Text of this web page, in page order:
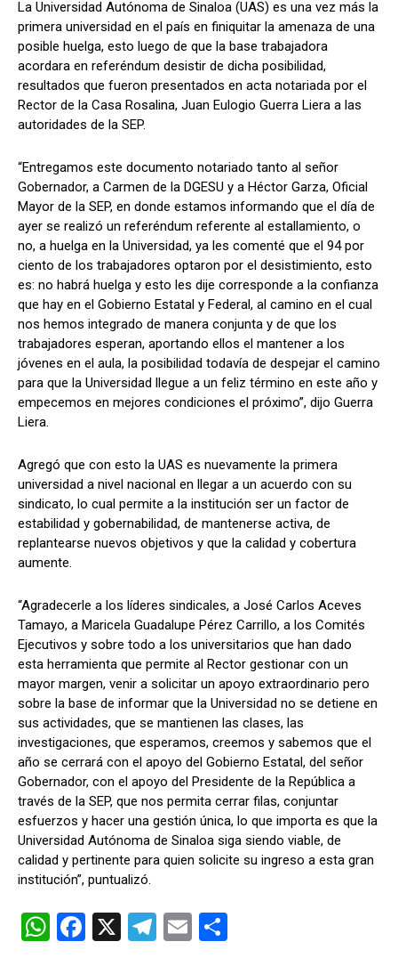
La Universidad Autónoma de Sinaloa (UAS) es una vez más la
primera universidad en el país en finiquitar la amenaza de una
posible huelga, esto luego de que la base trabajadora
acordara en referéndum desistir de dicha posibilidad,
resultados que fueron presentados en acta notariada por el
Rector de la Casa Rosalina, Juan Eulogio Guerra Liera a las
autoridades de la SEP.
“Entregamos este documento notariado tanto al señor
Gobernador, a Carmen de la DGESU y a Héctor Garza, Oficial
Mayor de la SEP, en donde estamos informando que el día de
ayer se realizó un referéndum referente al estallamiento, o
no, a huelga en la Universidad, ya les comenté que el 94 por
ciento de los trabajadores optaron por el desistimiento, esto
es: no habrá huelga y esto les dije corresponde a la confianza
que hay en el Gobierno Estatal y Federal, al camino en el cual
nos hemos integrado de manera conjunta y de que los
trabajadores esperan, aportando ellos el mantener a los
jóvenes en el aula, la posibilidad todavía de despejar el camino
para que la Universidad llegue a un feliz término en este año y
empecemos en mejores condiciones el próximo”, dijo Guerra
Liera.
Agregó que con esto la UAS es nuevamente la primera
universidad a nivel nacional en llegar a un acuerdo con su
sindicato, lo cual permite a la institución ser un factor de
estabilidad y gobernabilidad, de mantenerse activa, de
replantearse nuevos objetivos y que la calidad y cobertura
aumente.
“Agradecerle a los líderes sindicales, a José Carlos Aceves
Tamayo, a Maricela Guadalupe Pérez Carrillo, a los Comités
Ejecutivos y sobre todo a los universitarios que han dado
esta herramienta que permite al Rector gestionar con un
mayor margen, venir a solicitar un apoyo extraordinario pero
sobre la base de informar que la Universidad no se detiene en
sus actividades, que se mantienen las clases, las
investigaciones, que esperamos, creemos y sabemos que el
año se cerrará con el apoyo del Gobierno Estatal, del señor
Gobernador, con el apoyo del Presidente de la República a
través de la SEP, que nos permita cerrar filas, conjuntar
esfuerzos y hacer una gestión única, lo que importa es que la
Universidad Autónoma de Sinaloa siga siendo viable, de
calidad y pertinente para quien solicite su ingreso a esta gran
institución”, puntualizó.
W F
X
T
E